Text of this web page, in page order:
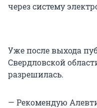
через систему
Уже после выхода
Свердловской
разрешилась.
— Рекомендую